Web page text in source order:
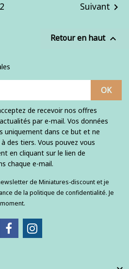
2 Suivant 
Retour en haut 
de recevoir nos offres
par e-mail. Vos données
uniquement dans ce but et ne
des tiers. Vous pouvez vous
en cliquant sur le lien de
chaque e-mail.
de Miniatures-discount et je
de la politique de confidentialité. Je